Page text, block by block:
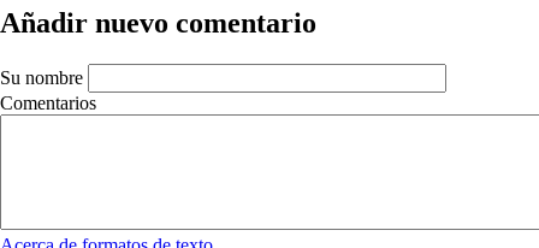
Añadir nuevo comentario
Su nombre
Comentarios